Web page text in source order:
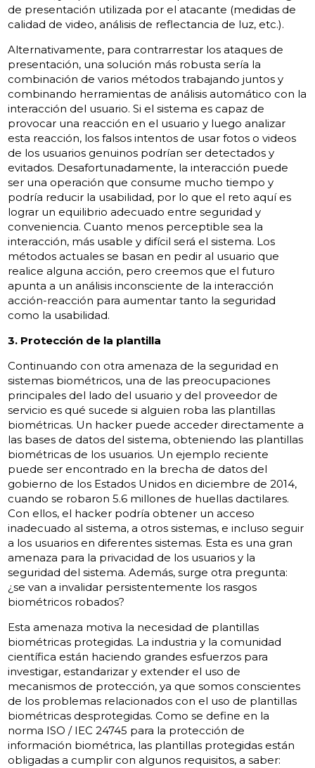
de presentación utilizada por el atacante (medidas de
calidad de video, análisis de reflectancia de luz, etc.).
Alternativamente, para contrarrestar los ataques de
presentación, una solución más robusta sería la
combinación de varios métodos trabajando juntos y
combinando herramientas de análisis automático con la
interacción del usuario. Si el sistema es capaz de
provocar una reacción en el usuario y luego analizar
esta reacción, los falsos intentos de usar fotos o videos
de los usuarios genuinos podrían ser detectados y
evitados. Desafortunadamente, la interacción puede
ser una operación que consume mucho tiempo y
podría reducir la usabilidad, por lo que el reto aquí es
lograr un equilibrio adecuado entre seguridad y
conveniencia. Cuanto menos perceptible sea la
interacción, más usable y difícil será el sistema. Los
métodos actuales se basan en pedir al usuario que
realice alguna acción, pero creemos que el futuro
apunta a un análisis inconsciente de la interacción
acción-reacción para aumentar tanto la seguridad
como la usabilidad.
3. Protección de la plantilla
Continuando con otra amenaza de la seguridad en
sistemas biométricos, una de las preocupaciones
principales del lado del usuario y del proveedor de
servicio es qué sucede si alguien roba las plantillas
biométricas. Un hacker puede acceder directamente a
las bases de datos del sistema, obteniendo las plantillas
biométricas de los usuarios. Un ejemplo reciente
puede ser encontrado en la brecha de datos del
gobierno de los Estados Unidos en diciembre de 2014,
cuando se robaron 5.6 millones de huellas dactilares.
Con ellos, el hacker podría obtener un acceso
inadecuado al sistema, a otros sistemas, e incluso seguir
a los usuarios en diferentes sistemas. Esta es una gran
amenaza para la privacidad de los usuarios y la
seguridad del sistema. Además, surge otra pregunta:
¿se van a invalidar persistentemente los rasgos
biométricos robados?
Esta amenaza motiva la necesidad de plantillas
biométricas protegidas. La industria y la comunidad
científica están haciendo grandes esfuerzos para
investigar, estandarizar y extender el uso de
mecanismos de protección, ya que somos conscientes
de los problemas relacionados con el uso de plantillas
biométricas desprotegidas. Como se define en la
norma ISO / IEC 24745 para la protección de
información biométrica, las plantillas protegidas están
obligadas a cumplir con algunos requisitos, a saber: